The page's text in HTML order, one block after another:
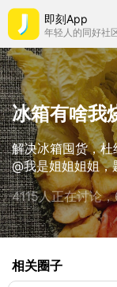
即刻App
年轻人的同好社
冰箱有啥我
解决冰箱囤货，
@我是姐姐姐姐
4115人正在讨论
相关圈子